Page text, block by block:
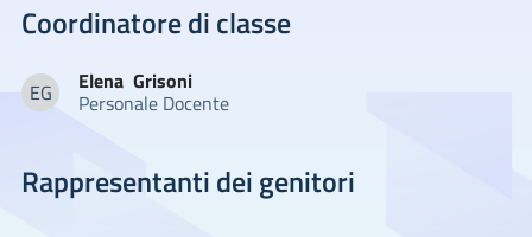
Coordinatore di classe
EGElena Grisoni
Elena Grisoni
Personale Docente
Rappresentanti dei genitori